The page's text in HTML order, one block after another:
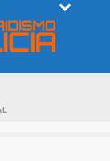
DE VENTA